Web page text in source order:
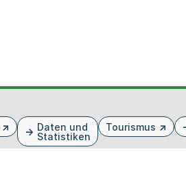
Daten und
Statistiken
Tourismus